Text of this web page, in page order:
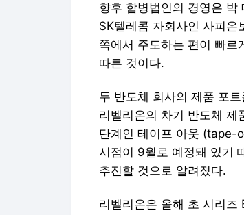
향후 합병법인의 경영은 박
SK텔레콤 자회사인 사피
쪽에서 주도하는 편이 빠르
따른 것이다.
두 반도체 회사의 제품 포
리벨리온의 차기 반도체 제
단계인 테이프 아웃 (tape-
시점이 9월로 예정돼 있기
추진할 것으로 알려졌다.
리벨리온은 올해 초 시리즈